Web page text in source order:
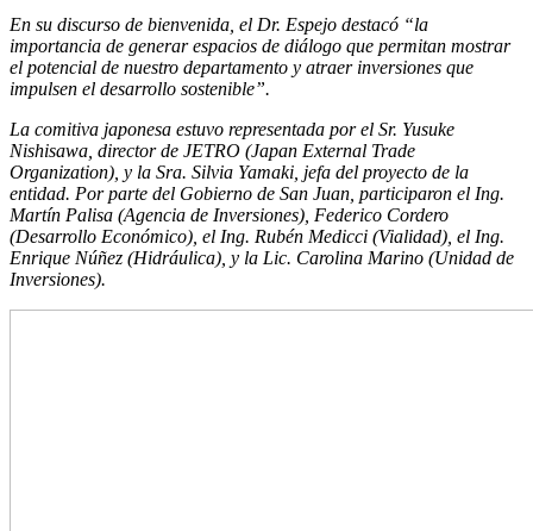
En su discurso de bienvenida, el Dr. Espejo destacó “la
importancia de generar espacios de diálogo que permitan mostrar
el potencial de nuestro departamento y atraer inversiones que
impulsen el desarrollo sostenible”.
La comitiva japonesa estuvo representada por el Sr. Yusuke
Nishisawa, director de JETRO (Japan External Trade
Organization), y la Sra. Silvia Yamaki, jefa del proyecto de la
entidad. Por parte del Gobierno de San Juan, participaron el Ing.
Martín Palisa (Agencia de Inversiones), Federico Cordero
(Desarrollo Económico), el Ing. Rubén Medicci (Vialidad), el Ing.
Enrique Núñez (Hidráulica), y la Lic. Carolina Marino (Unidad de
Inversiones).